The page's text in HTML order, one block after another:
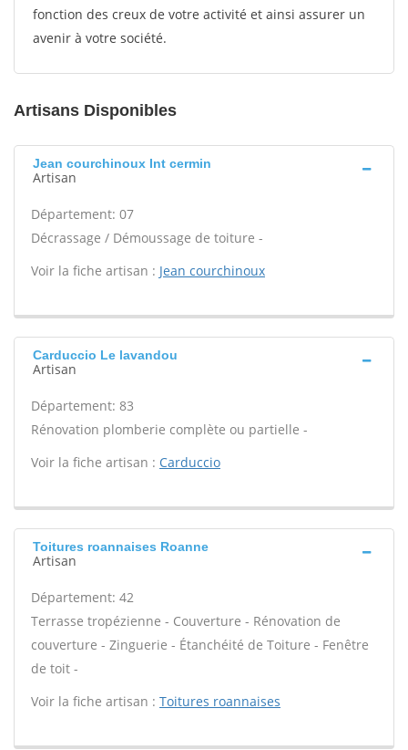
fonction des creux de votre activité et ainsi assurer un
avenir à votre société.
Artisans Disponibles
Jean courchinoux Int cermin
Artisan
Département: 07
Décrassage / Démoussage de toiture -
Voir la fiche artisan : Jean courchinoux
Carduccio Le lavandou
Artisan
Département: 83
Rénovation plomberie complète ou partielle -
Voir la fiche artisan : Carduccio
Toitures roannaises Roanne
Artisan
Département: 42
Terrasse tropézienne - Couverture - Rénovation de
couverture - Zinguerie - Étanchéité de Toiture - Fenêtre
de toit -
Voir la fiche artisan : Toitures roannaises